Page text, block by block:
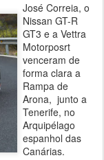
José Correia, o
Nissan GT-R
GT3 e a Vettra
Motorposrt
venceram de
forma clara a
Rampa de
Arona, junto a
Tenerife, no
Arquipélago
espanhol das
Canárias.